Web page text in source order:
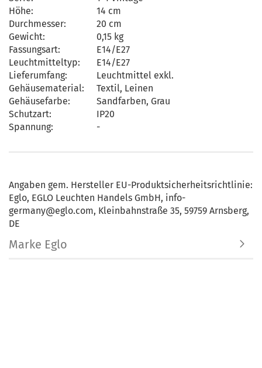
Höhe:
14 cm
Durchmesser:
20 cm
Gewicht:
0,15 kg
Fassungsart:
E14/E27
Leuchtmitteltyp:
E14/E27
Lieferumfang:
Leuchtmittel exkl.
Gehäusematerial:
Textil, Leinen
Gehäusefarbe:
Sandfarben, Grau
Schutzart:
IP20
Spannung:
-
Angaben gem. Hersteller EU-Produktsicherheitsrichtlinie:
Eglo, EGLO Leuchten Handels GmbH, info-
germany@eglo.com, Kleinbahnstraße 35, 59759 Arnsberg,
DE
Marke Eglo